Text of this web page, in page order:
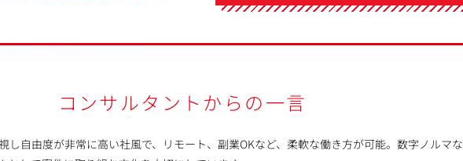
コンサルタントからの一言
自由度が非常に高い社風で、リモート、副業OKなど、柔軟な働き方が可能。数字ノルマな